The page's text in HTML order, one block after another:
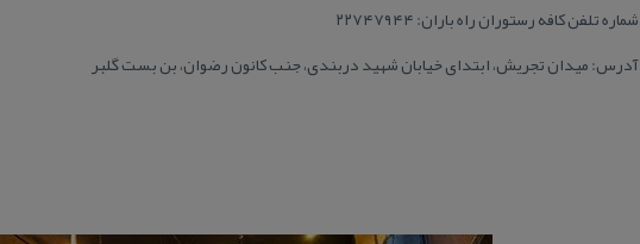
شماره تلفن كافه رستوران راه باران: ۲۲۷۴۷۹۴۴
آدرس: میدان تجریش، ابتدای خیابان شهید دربندی، جنب كانون رضوان، بن بست گلبر